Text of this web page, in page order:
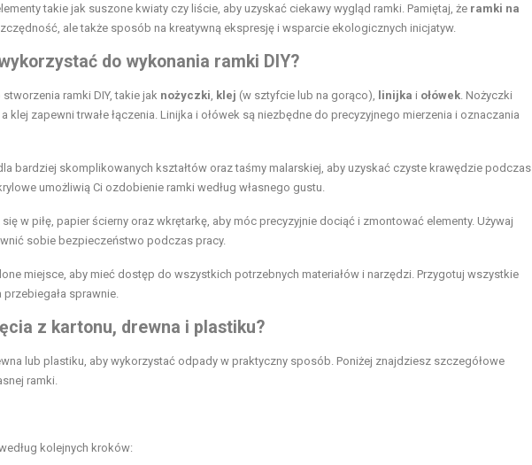
takie jak suszone kwiaty czy liście, aby uzyskać ciekawy wygląd ramki. Pamiętaj, że ramki na
ale także sposób na kreatywną ekspresję i wsparcie ekologicznych inicjatyw.
do wykonania ramki DIY?
stworzenia ramki DIY, takie jak nożyczki klej (w sztyfcie lub na gorąco), linijka i ołówek . Nożyczki
klej zapewni trwałe łączenia. Linijka i ołówek są niezbędne do precyzyjnego mierzenia i oznaczania
bardziej skomplikowanych kształtów oraz taśmy malarskiej, aby uzyskać czyste krawędzie podczas
umożliwią Ci ozdobienie ramki według własnego gustu.
w piłę, papier ścierny oraz wkrętarkę, aby móc precyzyjnie dociąć i zmontować elementy. Używaj
sobie bezpieczeństwo podczas pracy.
miejsce, aby mieć dostęp do wszystkich potrzebnych materiałów i narzędzi. Przygotuj wszystkie
sprawnie.
z kartonu, drewna i plastiku?
lub plastiku, aby wykorzystać odpady w praktyczny sposób. Poniżej znajdziesz szczegółowe
ramki.
kolejnych kroków: